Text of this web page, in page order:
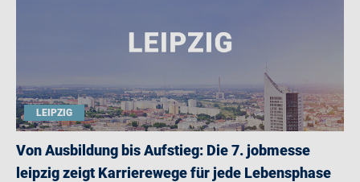
LEIPZIG
Von Ausbildung bis Aufstieg: Die 7. jobmesse
leipzig zeigt Karrierewege für jede Lebensphase